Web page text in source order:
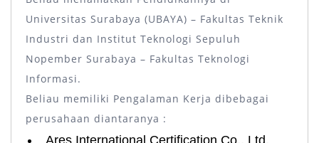
Universitas Surabaya (UBAYA) – Fakultas Teknik
Industri dan Institut Teknologi Sepuluh
Nopember Surabaya – Fakultas Teknologi
Informasi.
Beliau memiliki Pengalaman Kerja dibebagai
perusahaan diantaranya :
Ares International Certification Co., Ltd.